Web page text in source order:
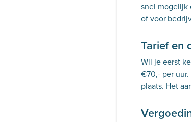
snel mogelijk
of voor
Tarief en
Wil je eerst
€70,- per
plaats. Het